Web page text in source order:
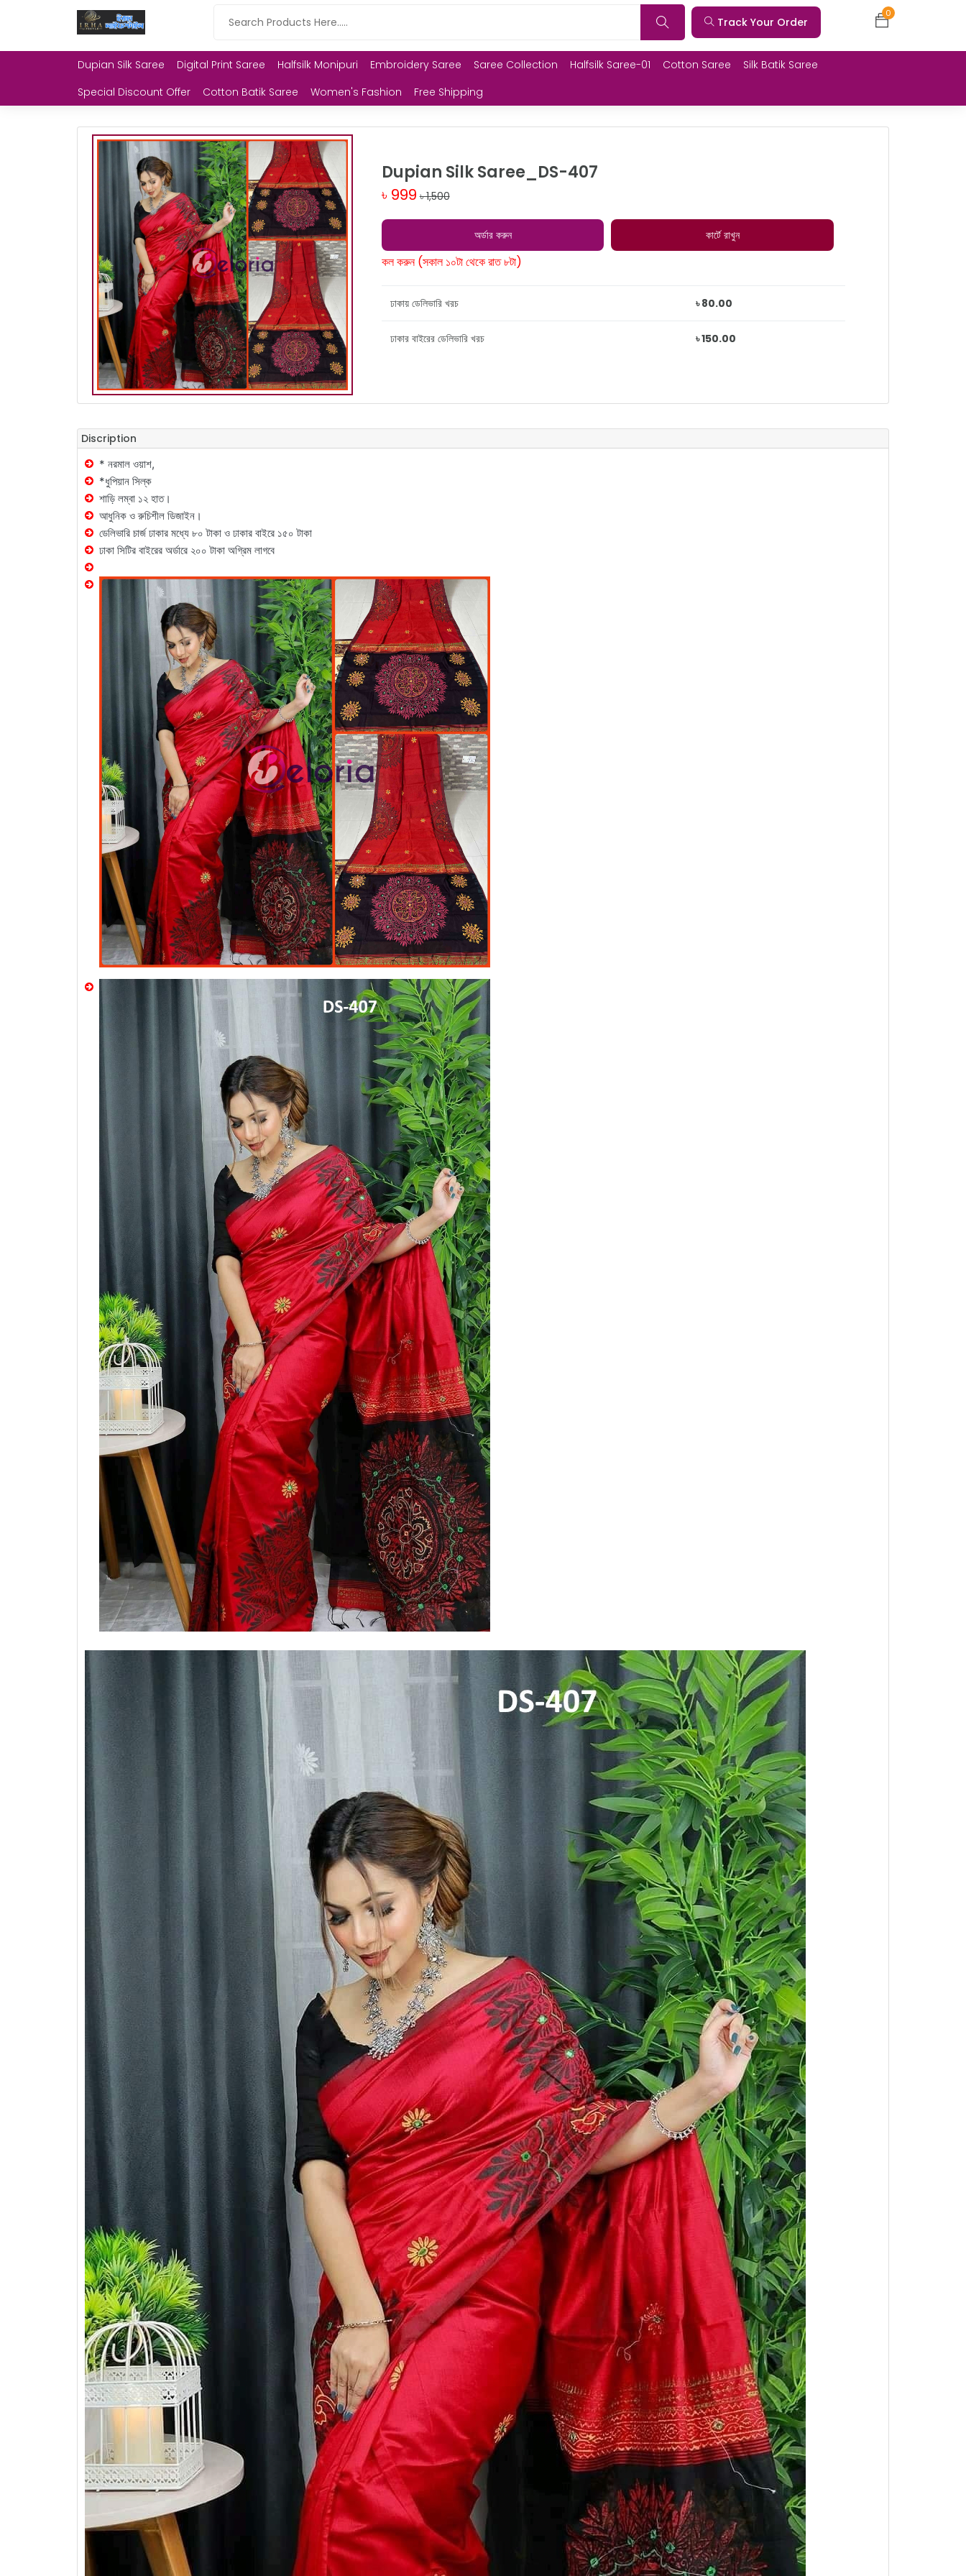
Track Your Order
0
Dupian Silk Saree Digital Print Saree Halfsilk Monipuri Embroidery Saree Saree Collection Halfsilk Saree-01 Cotton Saree
Silk Batik Saree
Special Discount Offer
Cotton Batik Saree Women's Fashion Free Shipping
Dupian Silk Saree_DS-407
৳ 999 ৳ 1,500
অর্ডার করুন কার্টে রাখুন
কল করুন (সকাল ১০টা থেকে রাত ৮টা)
ঢাকায় ডেলিভারি খরচ ৳ 80.00
ঢাকার বাইরের ডেলিভারি খরচ ৳ 150.00
Discription
* নরমাল ওয়াশ,
*ধুপিয়ান সিল্ক
শাড়ি লম্বা ১২ হাত।
আধুনিক ও রুচিশীল ডিজাইন।
ডেলিভারি চার্জ ঢাকার মধ্যে ৮০ টাকা ও ঢাকার বাইরে ১৫০ টাকা
ঢাকা সিটির বাইরের অর্ডারে ২০০ টাকা অগ্রিম লাগবে